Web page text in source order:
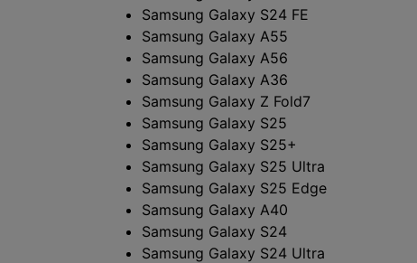
Samsung Galaxy S24 FE
Samsung Galaxy A55
Samsung Galaxy A56
Samsung Galaxy A36
Samsung Galaxy Z Fold7
Samsung Galaxy S25
Samsung Galaxy S25+
Samsung Galaxy S25 Ultra
Samsung Galaxy S25 Edge
Samsung Galaxy A40
Samsung Galaxy S24
Samsung Galaxy S24 Ultra